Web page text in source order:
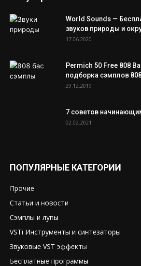
World Sounds —
звуков природы и
17.06.2020
Permich 50 Free 808
подборка сэмплов
29.12.2019
7 советов
02.02.2021
ПОПУЛЯРНЫЕ КАТЕГОРИИ
Прочие
Статьи и новости
Сэмплы и лупы
VSTi Инструменты и синтезаторы
Звуковые VST эффекты
Бесплатные программы